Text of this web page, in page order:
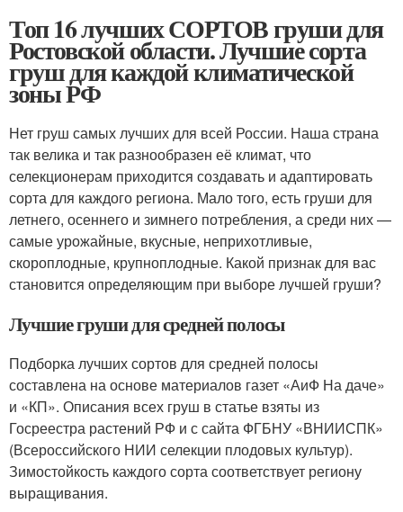
Топ 16 лучших СОРТОВ груши для
Ростовской области. Лучшие сорта
груш для каждой климатической
зоны РФ
Нет груш самых лучших для всей России. Наша страна
так велика и так разнообразен её климат, что
селекционерам приходится создавать и адаптировать
сорта для каждого региона. Мало того, есть груши для
летнего, осеннего и зимнего потребления, а среди них —
самые урожайные, вкусные, неприхотливые,
скороплодные, крупноплодные. Какой признак для вас
становится определяющим при выборе лучшей груши?
Лучшие груши для средней полосы
Подборка лучших сортов для средней полосы
составлена на основе материалов газет «АиФ На даче»
и «КП». Описания всех груш в статье взяты из
Госреестра растений РФ и с сайта ФГБНУ «ВНИИСПК»
(Всероссийского НИИ селекции плодовых культур).
Зимостойкость каждого сорта соответствует региону
выращивания.